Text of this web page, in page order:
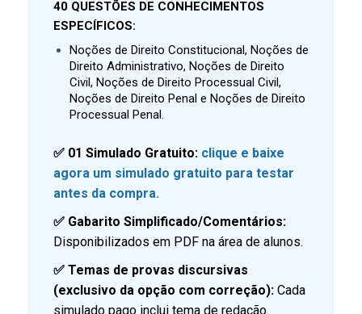
40 QUESTÕES DE CONHECIMENTOS
ESPECÍFICOS:
Noções de Direito Constitucional, Noções de
Direito Administrativo, Noções de Direito
Civil, Noções de Direito Processual Civil,
Noções de Direito Penal e Noções de Direito
Processual Penal.
✅ 01 Simulado Gratuito: clique e baixe
agora um simulado gratuito para testar
antes da compra.
✅ Gabarito Simplificado/Comentários:
Disponibilizados em PDF na área de alunos.
✅ Temas de provas discursivas
(exclusivo da opção com correção): Cada
simulado pago inclui tema de redação.